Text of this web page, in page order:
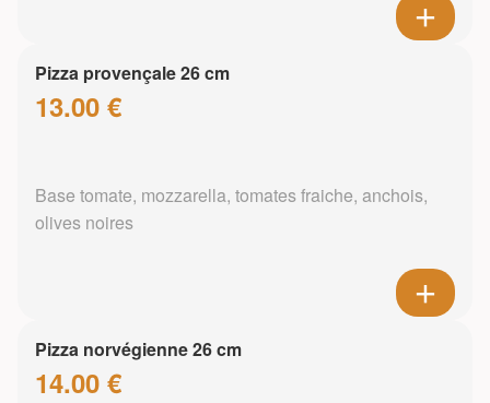
Pizza provençale 26 cm
13.00 €
Base tomate, mozzarella, tomates fraiche, anchois,
olives noires
Pizza norvégienne 26 cm
14.00 €